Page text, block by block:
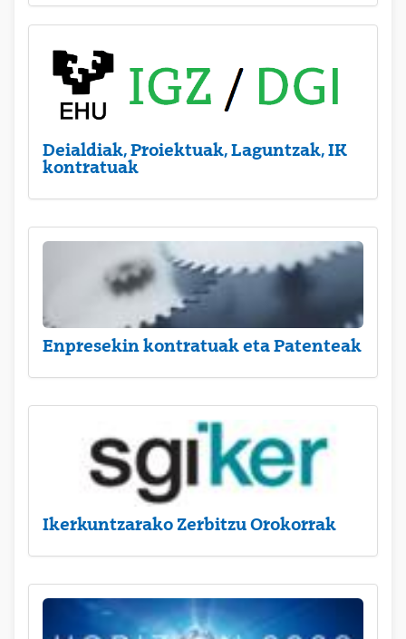
Deialdiak, Proiektuak, Laguntzak, IK
kontratuak
Enpresekin kontratuak eta Patenteak
Ikerkuntzarako Zerbitzu Orokorrak